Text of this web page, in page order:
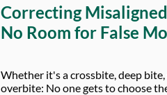
Correcting
No Room for False
Whether it's a crossbite, deep
overbite: No one gets to choose